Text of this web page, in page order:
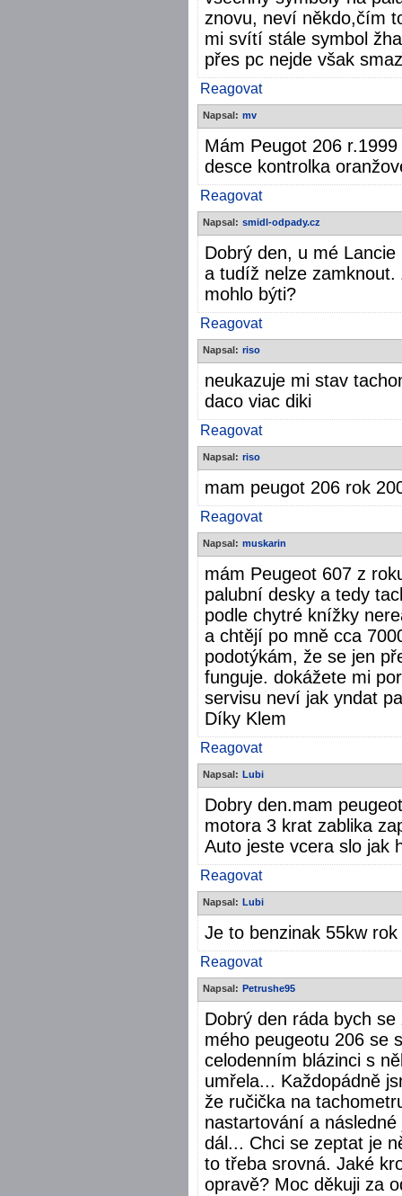
znovu, neví někdo,čím
mi svítí stále symbol
přes pc nejde však
Reagovat
Napsal: mv
Mám Peugot 206
desce kontrolka
Reagovat
Napsal: smidl-odpady.cz
Dobrý den, u mé
a tudíž nelze
mohlo býti?
Reagovat
Napsal: riso
neukazuje mi stav
daco viac diki
Reagovat
Napsal: riso
mam peugot 206 rok
Reagovat
Napsal: muskarin
mám Peugeot 607 z
palubní desky a tedy
podle chytré knížky
a chtějí po mně cca
podotýkám, že se jen
funguje. dokážete mi
servisu neví jak yndat
Díky Klem
Reagovat
Napsal: Lubi
Dobry den.mam
motora 3 krat zablika
Auto jeste vcera slo jak
Reagovat
Napsal: Lubi
Je to benzinak 55kw
Reagovat
Napsal: Petrushe95
Dobrý den ráda bych
mého peugeotu 206 se
celodenním blázinci s
umřela... Každopádně
že ručička na
nastartování a
dál... Chci se zeptat je
to třeba srovná. Jaké
opravě? Moc děkuji za